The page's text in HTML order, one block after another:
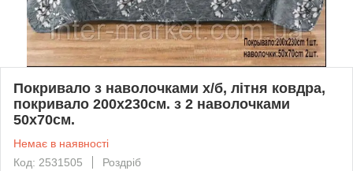
Покривало з наволочками х/б, літня ковдра,
покривало 200х230см. з 2 наволочками
50х70см.
Немає в наявності
Код: 2531505
Роздріб